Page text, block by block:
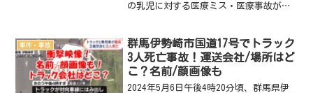
の乳児に対する医療ミス・医療事故があ
（医療ミス）を起こした医師は誰？名
前・顔画像・住所は...
事件・事故
群馬伊勢崎市国道17号でトラック
3人死亡事故！運送会社/場所はど
こ？名前/顔画像も
2024年5月6日午後4時20分頃、群馬県伊